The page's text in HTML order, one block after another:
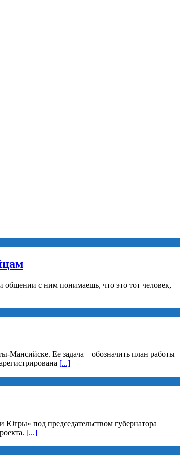
с ним понимаешь, что это тот человек,
Мансийске. Ее задача – обозначить план работы
[...]
Югры» под председательством губернатора
[...]